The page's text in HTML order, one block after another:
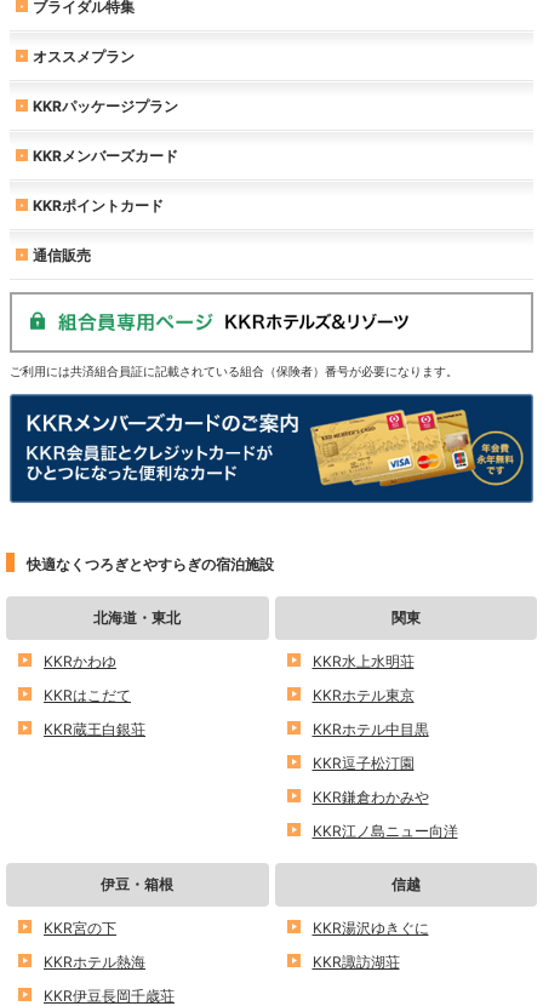
ブライダル特集
オススメプラン
KKRパッケージプラン
KKRメンバーズカード
KKRポイントカード
通信販売
ご利用には共済組合員証に記載されている組合（保険者）番号が必要になります。
快適なくつろぎとやすらぎの宿泊施設
北海道・東北
KKRかわゆ
KKRはこだて
KKR蔵王白銀荘
関東
KKR水上水明荘
KKRホテル東京
KKRホテル中目黒
KKR逗子松汀園
KKR鎌倉わかみや
KKR江ノ島ニュー向洋
伊豆・箱根
KKR宮の下
KKRホテル熱海
KKR伊豆長岡千歳荘
信越
KKR湯沢ゆきぐに
KKR諏訪湖荘